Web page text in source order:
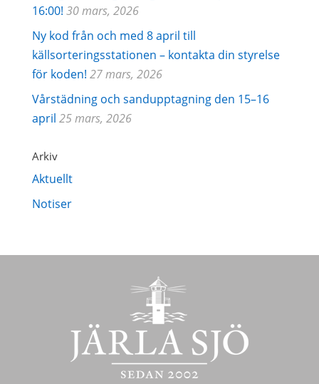
16:00! 30 mars, 2026
Ny kod från och med 8 april till
källsorteringsstationen – kontakta din styrelse
för koden! 27 mars, 2026
Vårstädning och sandupptagning den 15–16
april 25 mars, 2026
Arkiv
Aktuellt
Notiser